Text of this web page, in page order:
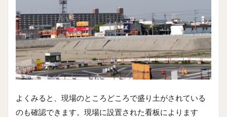
よくみると、現場のところどころで盛り土がされている
のも確認できます。現場に設置された看板によります